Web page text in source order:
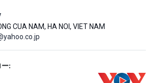
CUA NAM, HA NOI, VIET NAM
: